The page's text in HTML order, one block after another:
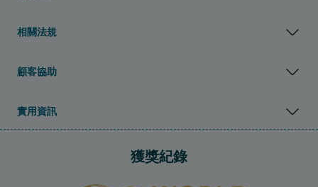
相關法規
顧客協助
實用資訊
獲獎紀錄